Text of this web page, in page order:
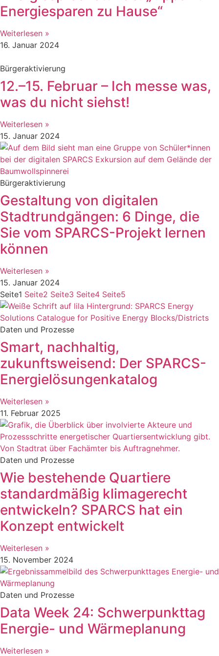
Energiesparen zu Hause“
Weiterlesen »
16. Januar 2024
Bürgeraktivierung
12.–15. Februar – Ich messe was,
was du nicht siehst!
Weiterlesen »
15. Januar 2024
Bürgeraktivierung
Gestaltung von digitalen
Stadtrundgängen: 6 Dinge, die
Sie vom SPARCS-Projekt lernen
können
Weiterlesen »
15. Januar 2024
Seite1 Seite2 Seite3 Seite4 Seite5
Daten und Prozesse
Smart, nachhaltig,
zukunftsweisend: Der SPARCS-
Energielösungenkatalog
Weiterlesen »
11. Februar 2025
Daten und Prozesse
Wie bestehende Quartiere
standardmäßig klimagerecht
entwickeln? SPARCS hat ein
Konzept entwickelt
Weiterlesen »
15. November 2024
Daten und Prozesse
Data Week 24: Schwerpunkttag
Energie- und Wärmeplanung
Weiterlesen »